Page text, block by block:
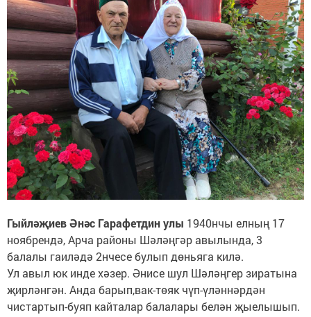
Гыйләҗиев Әнәс Гарафетдин улы 1940нчы елның 17
ноябрендә, Арча районы Шәләңгәр авылында, 3
балалы гаиләдә 2нчесе булып дөньяга килә.
Ул авыл юк инде хәзер. Әнисе шул Шәләңгер зиратына
җирләнгән. Анда барып,вак-төяк чүп-үләннәрдән
чистартып-буяп кайталар балалары белән җыелышып.